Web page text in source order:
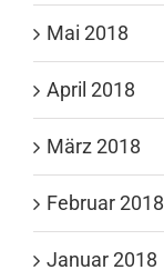
Mai 2018
April 2018
März 2018
Februar 2018
Januar 2018